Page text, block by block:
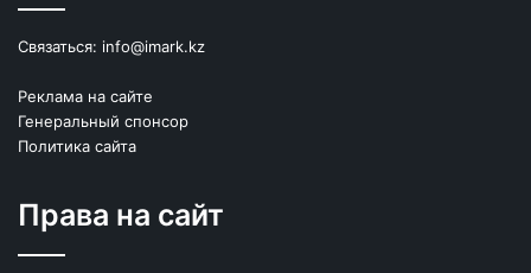
Связаться: info@imark.kz
Реклама на сайте
Генеральный спонсор
Политика сайта
Права на сайт